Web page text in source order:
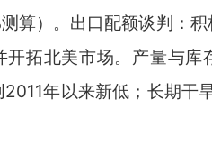
算）。出口配额谈判：
拓北美市场。产量与
年以来新低；长期干